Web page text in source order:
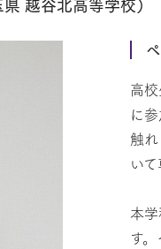
高
に
触
い
本
す